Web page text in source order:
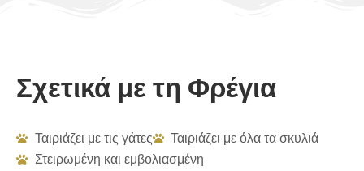
Σχετικά με τη Φρέγια
Ταιριάζει με τις γάτες
Ταιριάζει με όλα τα σκυλιά
Στειρωμένη και εμβολιασμένη